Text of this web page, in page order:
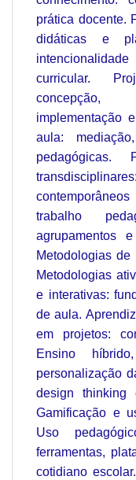
prática docente.
didáticas e
curricular.
concepção,
implementação
aula:
pedagógicas.
trabalho
agrupamentos
Metodologias
Metodologias
e interativas:
de aula.
em projetos:
Ensino
personalização
design thinking
Gamificação e
Uso
ferramentas,
cotidiano